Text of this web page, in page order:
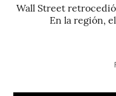
Wall Street
En la región,